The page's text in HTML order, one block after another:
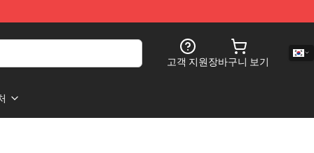
고객 지원장바구니 보기